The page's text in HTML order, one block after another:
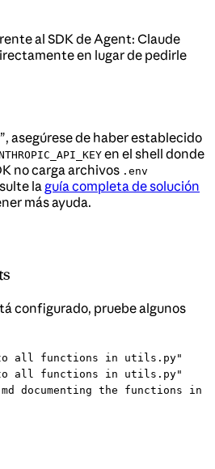
al SDK de Agent: Claude
en lugar de pedirle
asegúrese de haber establecido
en el shell donde
no carga archivos .env
la guía completa de solución
más ayuda.
configurado, pruebe algunos
to all functions in utils.py"
all functions in utils.py"
documenting the functions in